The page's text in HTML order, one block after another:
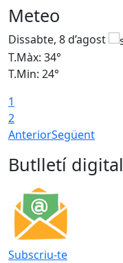
Meteo
Dissabte, 8 d’agost
T.Màx: 34°
T.Min: 24°
1
2
AnteriorSegüent
Butlletí digital
Subscriu-te